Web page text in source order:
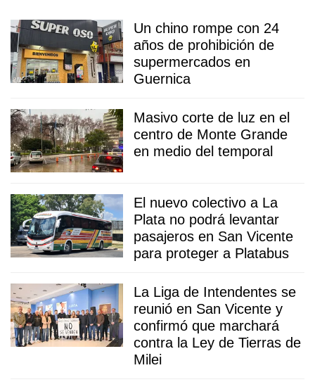
Un chino rompe con 24
años de prohibición de
supermercados en
Guernica
Masivo corte de luz en el
centro de Monte Grande
en medio del temporal
El nuevo colectivo a La
Plata no podrá levantar
pasajeros en San Vicente
para proteger a Platabus
La Liga de Intendentes se
reunió en San Vicente y
confirmó que marchará
contra la Ley de Tierras de
Milei